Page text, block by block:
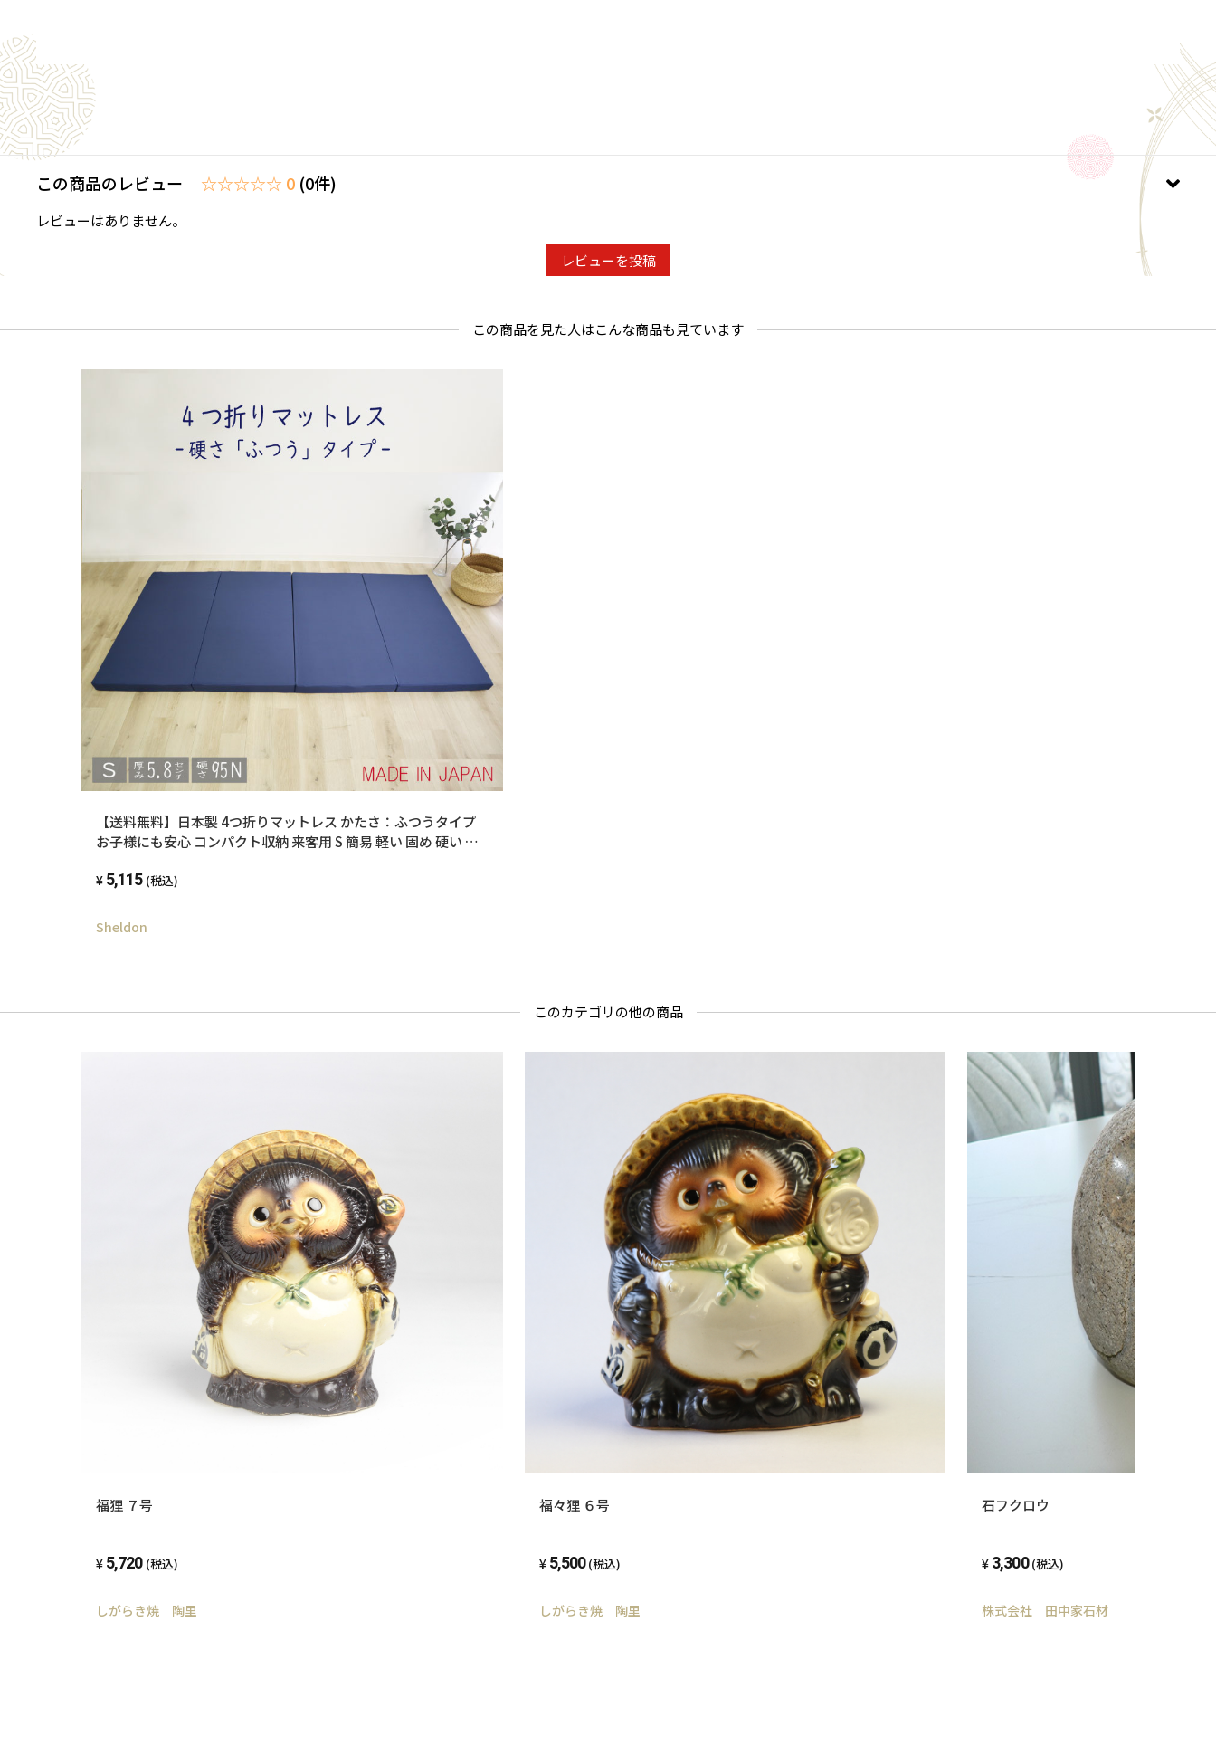
この商品のレビュー ☆☆☆☆☆ 0 (0件)
レビューはありません。
レビューを投稿
この商品を見た人はこんな商品も見ています
【送料無料】日本製 4つ折りマットレス かたさ：ふつうタイプ
お子様にも安心 コンパクト収納 来客用 S 簡易 軽い 固め 硬い キ
5,115 (税込)
Sheldon
このカテゴリの他の商品
福狸 ７号
5,720 (税込)
しがらき焼 陶里
福々狸 ６号
5,500 (税込)
しがらき焼 陶里
石フクロウ
3,300 (税込)
株式会社 田中家石材